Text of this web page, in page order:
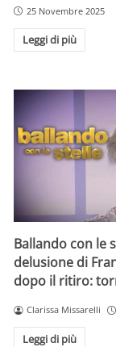
25 Novembre 2025
Leggi di più
Ballando con le
delusione di
dopo il ritiro:
Clarissa Missarelli
Leggi di più